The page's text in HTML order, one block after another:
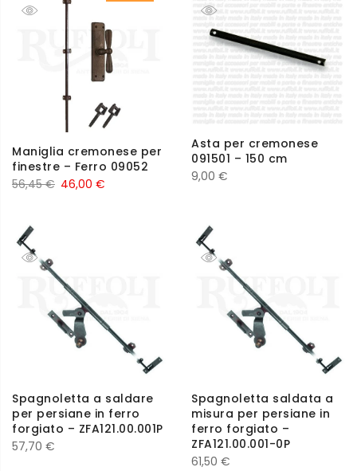
Maniglia cremonese per
finestre – Ferro 09052
56,45€ 46,00 €
Asta per cremonese
091501 – 150 cm
9,00 €
Spagnoletta a saldare
per persiane in ferro
forgiato – ZFA121.00.001P
57,70 €
Spagnoletta saldata a
misura per persiane in
ferro forgiato –
ZFA121.00.001-0P
61,50 €